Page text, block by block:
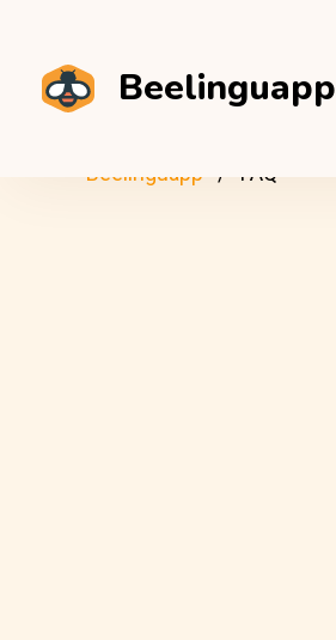
Beelinguapp
Beelinguapp FAQ